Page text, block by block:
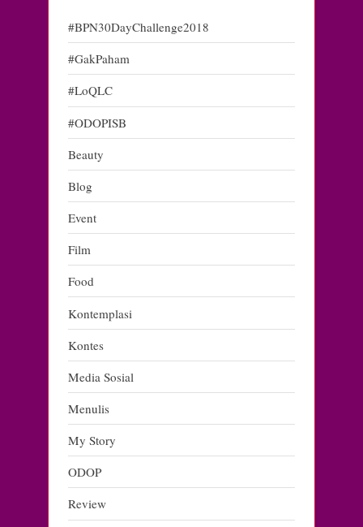
#BPN30DayChallenge2018
#GakPaham
#LoQLC
#ODOPISB
Beauty
Blog
Event
Film
Food
Kontemplasi
Kontes
Media Sosial
Menulis
My Story
ODOP
Review